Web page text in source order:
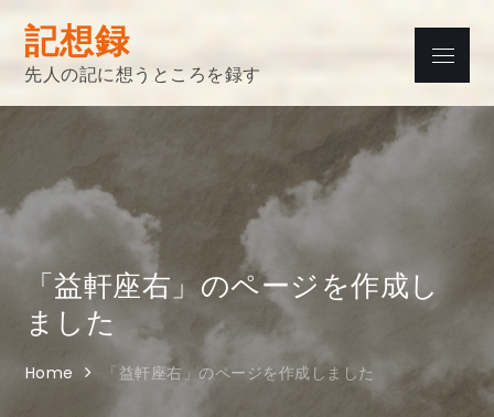
Skip
content
記想録
先人の記に想うところを録す
Menu
「益軒座右」のページを作成し
ました
Home 「益軒座右」のページを作成しました